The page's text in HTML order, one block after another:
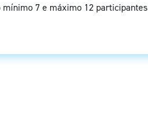
mínimo 7 e máximo 12 participantes